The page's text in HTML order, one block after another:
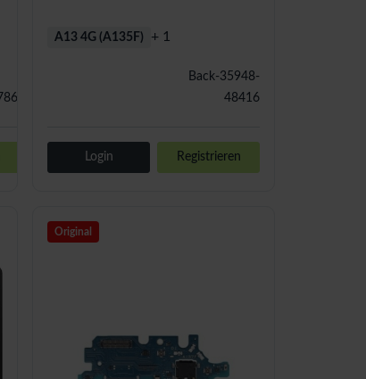
Back-35948-
48416
A13 4G (A135F) + 1
Login Registrieren
Original